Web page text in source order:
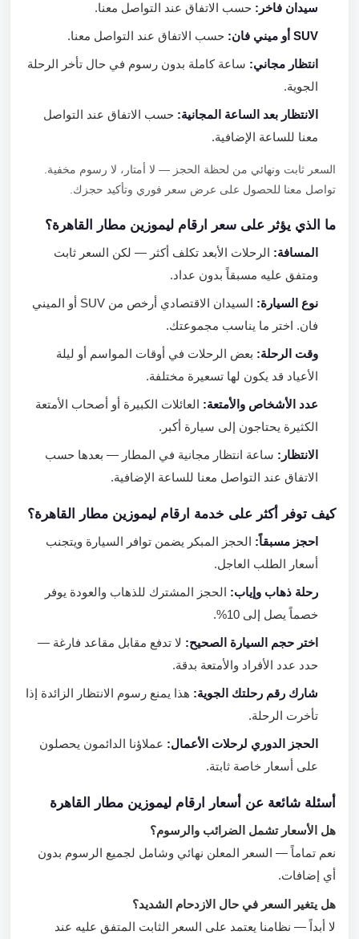
سيدان فاخر:حسب الاتفاق عند التواصل معنا.
SUV أو ميني فان: حسب الاتفاق عند التواصل معنا.
انتظار مجاني:ساعة كاملة بدون رسوم في حال تأخر الرحلة
الجوية.
الانتظار بعد الساعة المجانية:حسب الاتفاق عند التواصل
معنا للساعة الإضافية.
السعر ثابت ونهائي من لحظة الحجز — لا أمتار، لا رسوم مخفية.
تواصل معنا للحصول على عرض سعر فوري وتأكيد حجزك.
ما الذي يؤثر على سعر ارقام ليموزين مطار القاهرة؟
المسافة:الرحلات الأبعد تكلف أكثر — لكن السعر ثابت
ومتفق عليه مسبقاً بدون عداد.
نوع السيارة:
السيدان الاقتصادي أرخص من SUV أو الميني
فان. اختر ما يناسب مجموعتك.
وقت الرحلة:بعض الرحلات في أوقات المواسم أو ليلة
الأعياد قد يكون لها تسعيرة مختلفة.
عدد الأشخاص والأمتعة:العائلات الكبيرة أو أصحاب الأمتعة
الكثيرة يحتاجون إلى سيارة أكبر.
الانتظار:ساعة انتظار مجانية في المطار — بعدها حسب
الاتفاق عند التواصل معنا للساعة الإضافية.
كيف توفر أكثر على خدمة ارقام ليموزين مطار القاهرة؟
احجز مسبقاً:الحجز المبكر يضمن توافر السيارة ويتجنب
أسعار الطلب العاجل.
رحلة ذهاب وإياب:الحجز المشترك للذهاب والعودة يوفر
خصماً يصل إلى 10%.
اختر حجم السيارة الصحيح:لا تدفع مقابل مقاعد فارغة —
حدد عدد الأفراد والأمتعة بدقة.
شارك رقم رحلتك الجوية:هذا يمنع رسوم الانتظار الزائدة إذا
تأخرت الرحلة.
الحجز الدوري لرحلات الأعمال:عملاؤنا الدائمون يحصلون
على أسعار خاصة ثابتة.
أسئلة شائعة عن أسعار ارقام ليموزين مطار القاهرة
هل الأسعار تشمل الضرائب والرسوم؟
نعم تماماً — السعر المعلن نهائي وشامل لجميع الرسوم بدون
أي إضافات.
هل يتغير السعر في حال الازدحام الشديد؟
لا أبداً — نظامنا يعتمد على السعر الثابت المتفق عليه عند